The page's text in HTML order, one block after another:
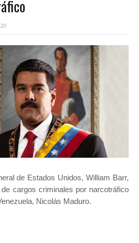
de Estados Unidos, William Barr,
cargos criminales por narcotráfico
Nicolás Maduro.